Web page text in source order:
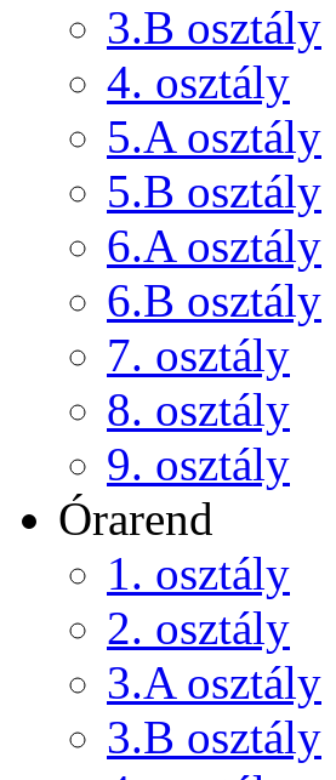
3.B osztály
4. osztály
5.A osztály
5.B osztály
6.A osztály
6.B osztály
7. osztály
8. osztály
9. osztály
Órarend
1. osztály
2. osztály
3.A osztály
3.B osztály